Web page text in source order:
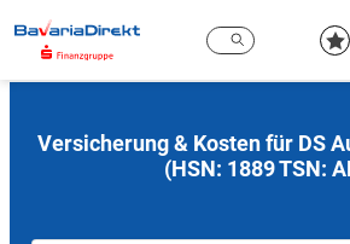
Hauptinhalt
Versicherung & Kosten für DS
(HSN: 1889 TSN: